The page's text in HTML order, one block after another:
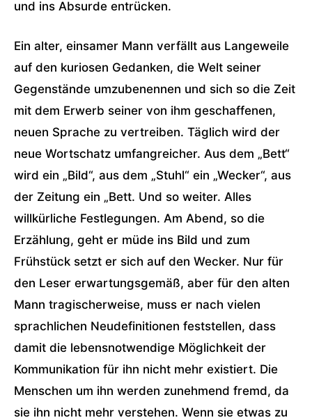
und ins Absurde entrücken.
Ein alter, einsamer Mann verfällt aus Langeweile
auf den kuriosen Gedanken, die Welt seiner
Gegenstände umzubenennen und sich so die Zeit
mit dem Erwerb seiner von ihm geschaffenen,
neuen Sprache zu vertreiben. Täglich wird der
neue Wortschatz umfangreicher. Aus dem „Bett“
wird ein „Bild“, aus dem „Stuhl“ ein „Wecker“, aus
der Zeitung ein „Bett. Und so weiter. Alles
willkürliche Festlegungen. Am Abend, so die
Erzählung, geht er müde ins Bild und zum
Frühstück setzt er sich auf den Wecker. Nur für
den Leser erwartungsgemäß, aber für den alten
Mann tragischerweise, muss er nach vielen
sprachlichen Neudefinitionen feststellen, dass
damit die lebensnotwendige Möglichkeit der
Kommunikation für ihn nicht mehr existiert. Die
Menschen um ihn werden zunehmend fremd, da
sie ihn nicht mehr verstehen. Wenn sie etwas zu